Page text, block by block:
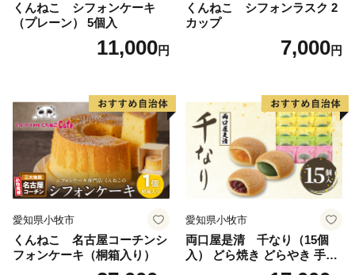
くんねこ シフォンケーキ
（プレーン） 5個入
11,000円
くんねこ シフォンラスク 2
カップ
7,000円
愛知県小牧市
くんねこ 名古屋コーチンシ
フォンケーキ（桐箱入り）
愛知県小牧市
両口屋是清 千なり（15個
入） どら焼き どらやき 手土
産 お土産 土産 丹波大納言小